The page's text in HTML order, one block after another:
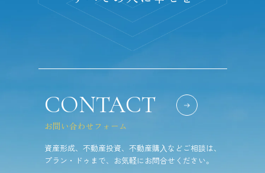
CONTACT
お問い合わせフォーム
資産形成、不動産投資、不動産購⼊などご相談は、
プラン・ドゥまで、お気軽にお問合せください。